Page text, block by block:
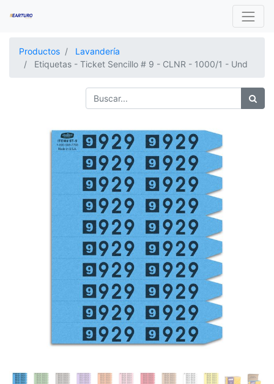
Productos
Lavandería
Etiquetas - Ticket Sencillo # 9 - CLNR - 1000/1 - Und